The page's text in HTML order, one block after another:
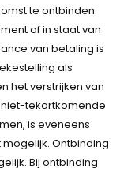
te ontbinden
of in staat van
van betaling is
als
het verstrijken van
tekortkomende
is eveneens
Ontbinding
Bij ontbinding